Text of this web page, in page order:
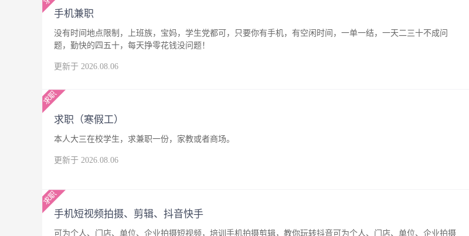
手机兼职
没有时间地点限制，上班族，宝妈，学生党都可，只要你有手机，有空闲时间，一单一结，一天二三十不成问
题，勤快的四五十，每天挣零花钱没问题！
更新于 2026.08.06
求职（寒假工）
本人大三在校学生，求兼职一份，家教或者商场。
更新于 2026.08.06
手机短视频拍摄、剪辑、抖音快手
可为个人、门店、单位、企业拍摄短视频，培训手机拍摄剪辑，教你玩转抖音可为个人、门店、单位、企业拍摄